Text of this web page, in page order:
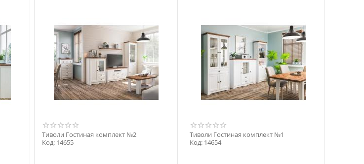
Тиволи Гостиная комплект №2
Код: 14655
Тиволи Гостиная комплект №1
Код: 14654